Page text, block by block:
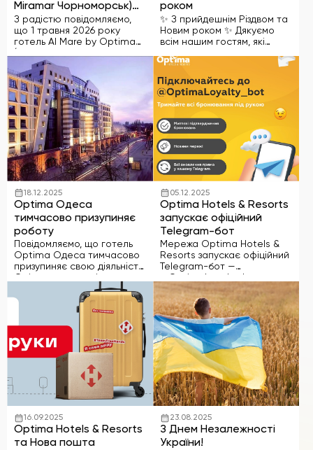
Miramar Чорноморськ)
відкриває сезон 2026
З радістю повідомляємо,
що 1 травня 2026 року
готель Al Mare by Optima
Miramar
Чорноморськ) відкриває
весняно-літній сезон та
знову запрошує гостей на
відпочинок біля моря. Al
Mare by Optima — це
ідеальне …
роком
✨ З прийдешнім Різдвом та
Новим роком ✨ Дякуємо
всім нашим гостям, які
2025 року. Для нас
важливо, що ви довіряєте
нам свої поїздки, зустрічі та
дні відпочинку. Нехай
різдвяні й новорічні …
18.12.2025
Optima Одеса
тимчасово призупиняє
роботу
Повідомляємо, що готель
Optima Одеса тимчасово
призупиняє свою діяльність.
середини лютого. Просимо
стежити за оновленнями на
нашому сайті та в
відновлення роботи буде
повідомлено додатково.
Дякуємо …
05.12.2025
Optima Hotels & Resorts
запускає офіційний
Telegram-бот
Мережа Optima Hotels &
Resorts запускає офіційний
Telegram-бот —
створений для Вашої
зручності та швидкої
комунікації. Тепер,
зареєструвавшись у боті,
Ви можете: отримувати
підтвердження Вашого
бронювання
безпосередньо у Telegram,
стежити за важливими
новинами та …
16.09.2025
Optima Hotels & Resorts
та Нова пошта
23.08.2025
З Днем Незалежності
України!